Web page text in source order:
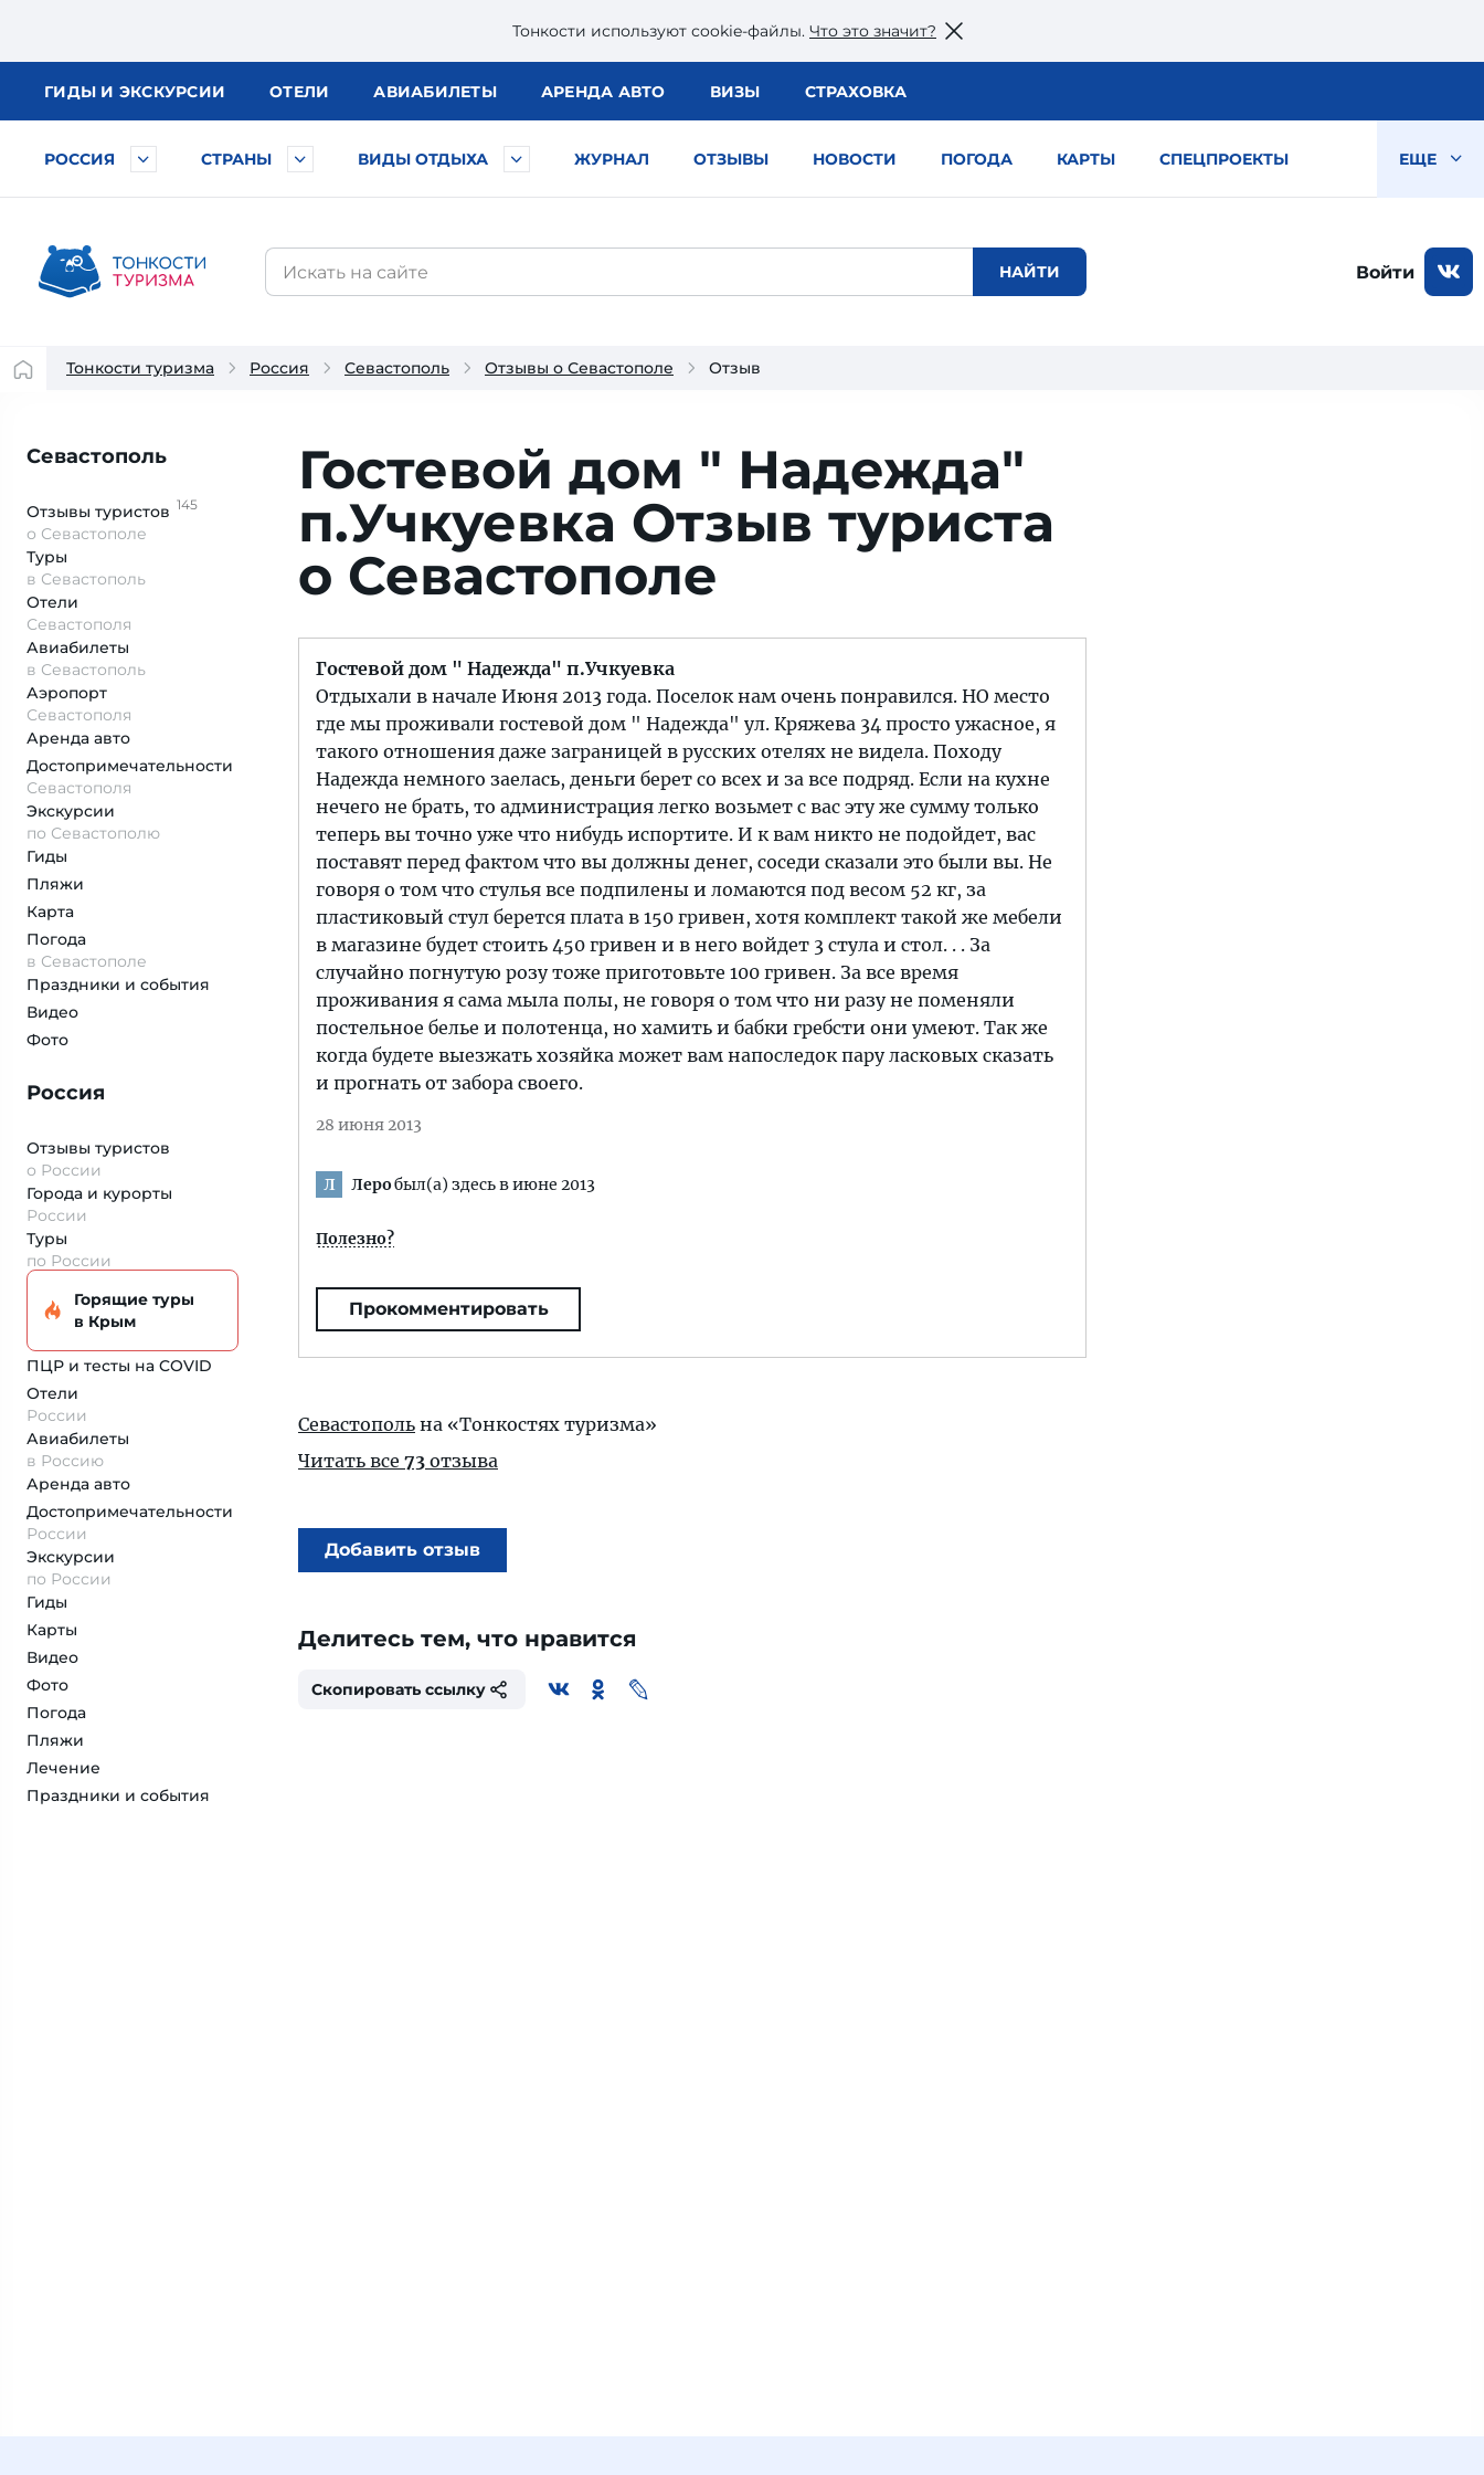
Тонкости используют сookie-файлы. Что это значит?
ГИДЫ И ЭКСКУРСИИ ОТЕЛИ АВИАБИЛЕТЫ АРЕНДА АВТО ВИЗЫ СТРАХОВКА
РОССИЯ СТРАНЫ ВИДЫ ОТДЫХА ЖУРНАЛ ОТЗЫВЫ НОВОСТИ ПОГОДА КАРТЫ СПЕЦПРОЕКТЫ ЕЩЕ
Войти
Тонкости туризма Россия Севастополь Отзывы о Севастополе Отзыв
Севастополь
Отзывы туристов 145
о Севастополе
Туры
в Севастополь
Отели
Севастополя
Авиабилеты
в Севастополь
Аэропорт
Севастополя
Аренда авто
Достопримеча­тельности
Севастополя
Экскурсии
по Севастополю
Гиды
Пляжи
Карта
Погода
в Севастополе
Праздники и события
Видео
Фото
Россия
Отзывы туристов
о России
Города и курорты
России
Туры
по России
Горящие туры
в Крым
ПЦР и тесты на COVID
Отели
России
Авиабилеты
в Россию
Аренда авто
Достопримеча­тельности
России
Экскурсии
по России
Гиды
Карты
Видео
Фото
Погода
Пляжи
Лечение
Праздники и события
Гостевой дом " Надежда"
п.Учкуевка Отзыв туриста
о Севастополе
Гостевой дом " Надежда" п.Учкуевка
Отдыхали в начале Июня 2013 года. Поселок нам очень понравился. НО место
где мы проживали гостевой дом " Надежда" ул. Кряжева 34 просто ужасное, я
такого отношения даже заграницей в русских отелях не видела. Походу
Надежда немного заелась, деньги берет со всех и за все подряд. Если на кухне
нечего не брать, то администрация легко возьмет с вас эту же сумму только
теперь вы точно уже что нибудь испортите. И к вам никто не подойдет, вас
поставят перед фактом что вы должны денег, соседи сказали это были вы. Не
говоря о том что стулья все подпилены и ломаются под весом 52 кг, за
пластиковый стул берется плата в 150 гривен, хотя комплект такой же мебели
в магазине будет стоить 450 гривен и в него войдет 3 стула и стол. . . За
случайно погнутую розу тоже приготовьте 100 гривен. За все время
проживания я сама мыла полы, не говоря о том что ни разу не поменяли
постельное белье и полотенца, но хамить и бабки гребсти они умеют. Так же
когда будете выезжать хозяйка может вам напоследок пару ласковых сказать
и прогнать от забора своего.
28 июня 2013
Л Леробыл(а) здесь в июне 2013
Полезно?
Прокомментировать
Севастополь на «Тонкостях туризма»
Читать все 73 отзыва
Добавить отзыв
Делитесь тем, что нравится
Скопировать ссылку